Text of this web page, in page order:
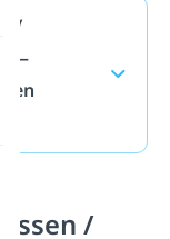
/
—
/